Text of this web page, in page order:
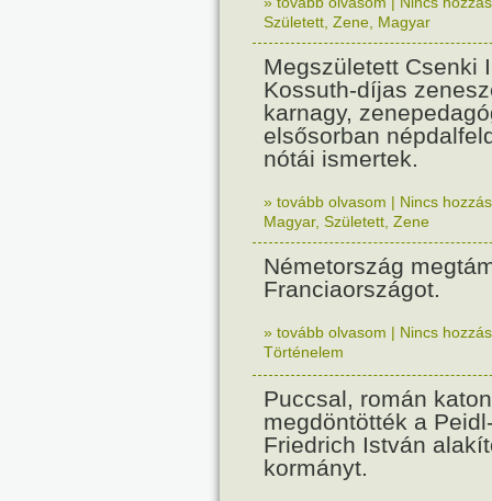
Született Zene Magyar
Megszületett Csenki
Kossuth-díjas
karnagy,
elsősorban
nótái ismertek.
» tovább olvasom | Nincs
Magyar, Született Zene
Németország
Franciaországot.
» tovább olvasom | Nincs
Történelem
Puccsal, román
megdöntötték a
Friedrich István
kormányt.